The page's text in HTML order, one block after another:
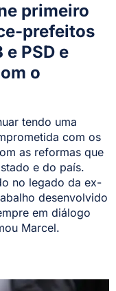
primeiro
prefeitos
PSD e
o
tendo uma
com os
as reformas que
e do país.
no legado da ex-
desenvolvido
em diálogo
Marcel.